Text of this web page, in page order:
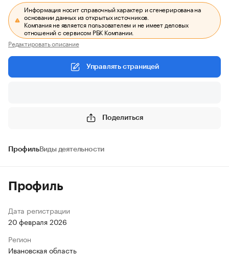
Информация носит справочный характер и сгенерирована на
основании данных из открытых источников.
Компания не является пользователем и не имеет деловых
отношений с сервисом РБК Компании.
Редактировать описание
Управлять страницей
Поделиться
ПрофильВиды деятельности
Профиль
Дата регистрации
20 февраля 2026
Регион
Ивановская область